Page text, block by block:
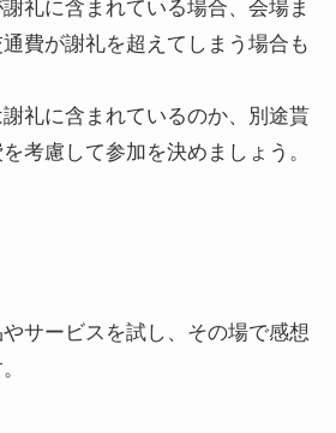
礼に含まれている場合、会場ま
費が謝礼を超えてしまう場合も
礼に含まれているのか、別途貰
考慮して参加を決めましょう。
サービスを試し、その場で感想